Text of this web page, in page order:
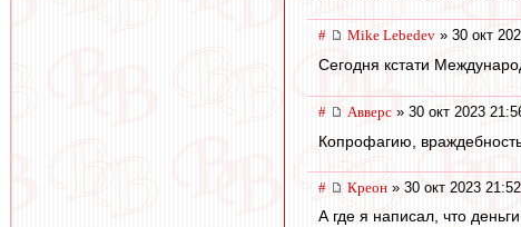
# Mike Lebedev » 30 окт
Сегодня кстати
# Авверс » 30 окт 2023
Копрофагию,
# Креон » 30 окт 2023 21:52
А где я написал, что